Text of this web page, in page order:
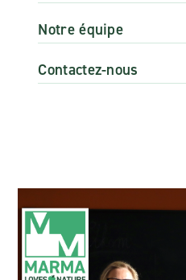
Notre équipe
Contactez-nous